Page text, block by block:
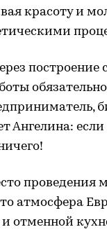
красоту и
построение
Ангелина:
проведения
атмосфера
отменной